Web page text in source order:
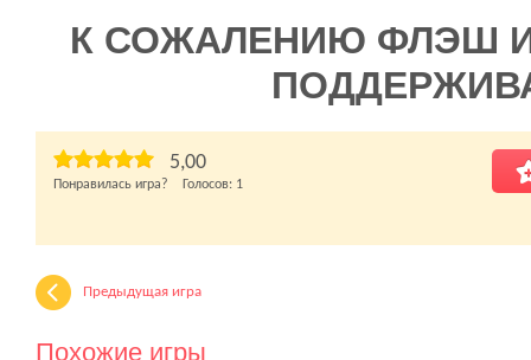
К СОЖАЛЕНИЮ ФЛЭШ
5,00
Понравилась игра? Голосов: 1
Предыдущая игра
Похожие игры